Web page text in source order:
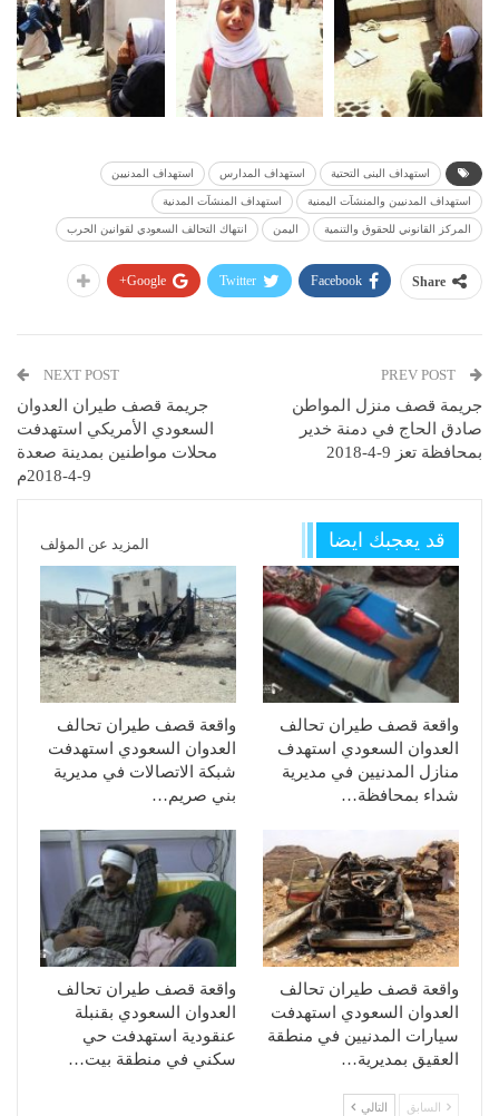
استهداف البنى التحتية استهداف المدارس استهداف المدنيين
استهداف المدنيين والمنشآت اليمنية استهداف المنشآت المدنية
المركز القانوني للحقوق والتنمية اليمن انتهاك التحالف السعودي لقوانين الحرب
Share
Facebook
Twitter
Google+
جريمة قصف منزل المواطن
صادق الحاج في دمنة خدير
بمحافظة تعز 9-4-2018
NEXT POST
جريمة قصف طيران العدوان
السعودي الأمريكي استهدفت
محلات مواطنين بمدينة صعدة
9-4-2018م
قد يعجبك ايضا المزيد عن المؤلف
واقعة قصف طيران تحالف
العدوان السعودي استهدف
منازل المدنيين في مديرية
شداء بمحافظة…
واقعة قصف طيران تحالف
العدوان السعودي استهدفت
شبكة الاتصالات في مديرية
بني صريم…
واقعة قصف طيران تحالف
العدوان السعودي استهدفت
سيارات المدنيين في منطقة
العقيق بمديرية…
واقعة قصف طيران تحالف
العدوان السعودي بقنبلة
عنقودية استهدفت حي
سكني في منطقة بيت…
السابق التالي